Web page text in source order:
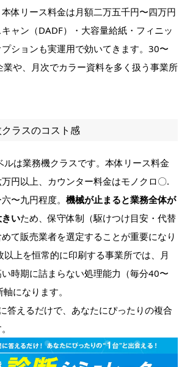
体リース料金は月額二万五千円〜四万円
ャン（DADF）・大容量給紙・フィニッ
ションも実運用で効いてきます。30〜
や、月次でカラー資料を多く扱う事業所
ラスのコスト感
ルは業務機クラスです。本体リース料金
円以上、カウンター料金はモノクロ〇.
〜九円程度。 機械が止まると業務全体が
いため、保守体制（駆けつけ目安・代替
て販売業者を選定することが重要になり
上を恒常的に印刷する事業所では、月
時期に詰まらない処理能力（毎分40〜
になります。
答えるだけで、あなたにぴったりの複合